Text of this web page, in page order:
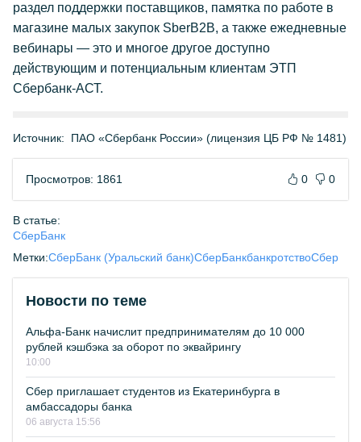
раздел поддержки поставщиков, памятка по работе в
магазине малых закупок SberB2B, а также ежедневные
вебинары — это и многое другое доступно
действующим и потенциальным клиентам ЭТП
Сбербанк-АСТ.
Источник: ПАО «Сбербанк России» (лицензия ЦБ РФ № 1481)
Просмотров: 1861 0 0
В статье:
СберБанк
Метки:СберБанк (Уральский банк)СберБанкбанкротствоСбер
Новости по теме
Альфа-Банк начислит предпринимателям до 10 000
рублей кэшбэка за оборот по эквайрингу
10:00
Сбер приглашает студентов из Екатеринбурга в
амбассадоры банка
06 августа 15:56